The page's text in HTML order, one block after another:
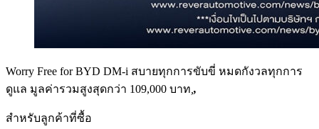
Worry Free for BYD DM-i สบายทุกการขับขี่ หมดกังวลทุกการ
ดูแล มูลค่ารวมสูงสุดกว่า 109,000 บาท ,
สำหรับลูกค้าที่ซื้อ